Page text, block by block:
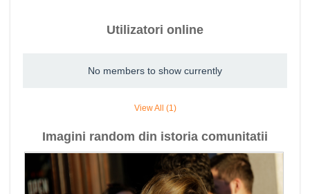
Utilizatori online
No members to show currently
View All (1)
Imagini random din istoria comunitatii